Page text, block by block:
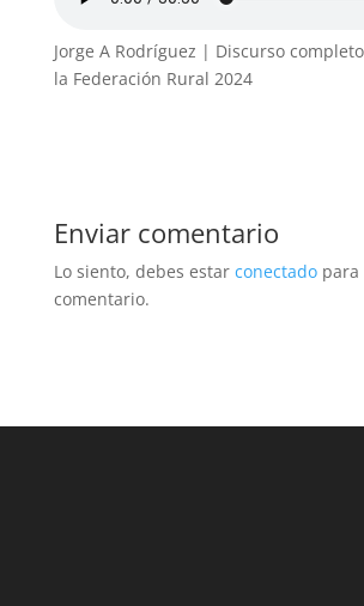
Jorge A Rodríguez | Discurso
la Federación Rural 2024
Enviar comentario
Lo siento, debes estar conectadopara
comentario.